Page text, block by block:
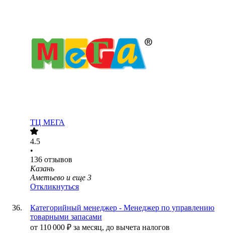
ТЦ МЕГА
4.5
•
136 отзывов
Казань
Аметьево и еще 3
Откликнуться
Категорийный менеджер - Менеджер по управлению
товарными запасами
от 110 000 ₽ за месяц, до вычета налогов